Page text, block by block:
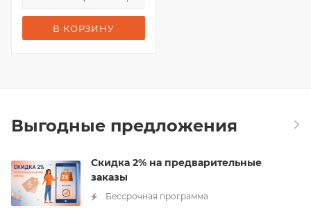
В КОРЗИНУ
Выгодные предложения
Скидка 2% на предварительные
заказы
Бессрочная программа